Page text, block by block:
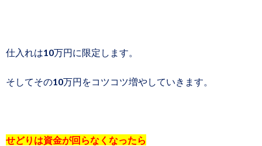
仕入れは10万円に限定します。
そしてその10万円をコツコツ増やしていきます。
せどりは資金が回らなくなったら